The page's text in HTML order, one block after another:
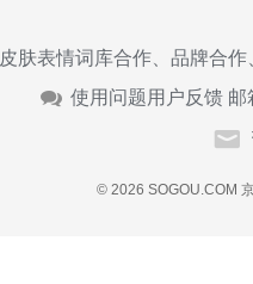
皮肤表情词库合作、品牌合
使用问题用户反馈 邮
© 2026 SOGOU.COM